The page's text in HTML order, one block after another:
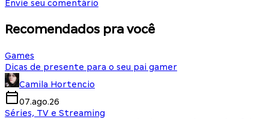
Envie seu comentário
Recomendados pra você
Games
Dicas de presente para o seu pai gamer
Camila Hortencio
07.ago.26
Séries, TV e Streaming